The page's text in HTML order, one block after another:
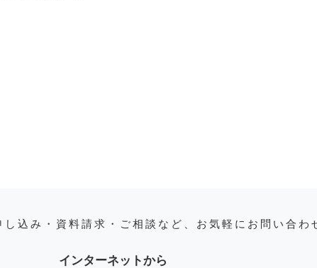
し込み・資料請求・ご相談など、お気軽にお問い合わ
インターネットから